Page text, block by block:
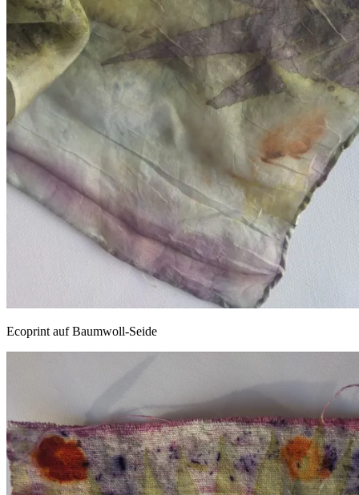
Ecoprint auf Baumwoll-Seide